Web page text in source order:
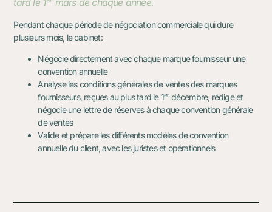
tard le 1 mars de chaque année.
Pendant chaque période de négociation commerciale qui dure
plusieurs mois, le cabinet:
Négocie directement avec chaque marque fournisseur une
convention annuelle
Analyse les conditions générales de ventes des marques
fournisseurs, reçues au plus tard le 1erdécembre, rédige et
négocie une lettre de réserves à chaque convention générale
de ventes
Valide et prépare les différents modèles de convention
annuelle du client, avec les juristes et opérationnels